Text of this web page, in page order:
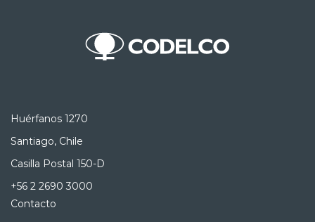
Huérfanos 1270
Santiago, Chile
Casilla Postal 150-D
+56 2 2690 3000
Contacto